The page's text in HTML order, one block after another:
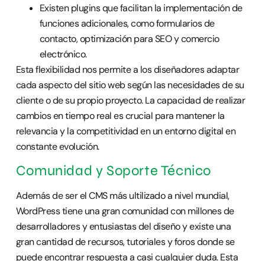
Existen plugins que facilitan la implementación de
funciones adicionales, como formularios de
contacto, optimización para SEO y comercio
electrónico.
Esta flexibilidad nos permite a los diseñadores adaptar
cada aspecto del sitio web según las necesidades de su
cliente o de su propio proyecto. La capacidad de realizar
cambios en tiempo real es crucial para mantener la
relevancia y la competitividad en un entorno digital en
constante evolución.
Comunidad y Soporte Técnico
Además de ser el CMS más ultilizado a nivel mundial,
WordPress tiene una gran comunidad con millones de
desarrolladores y entusiastas del diseño y existe una
gran cantidad de recursos, tutoriales y foros donde se
puede encontrar respuesta a casi cualquier duda. Esta